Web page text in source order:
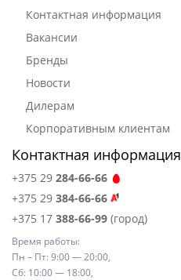
Контактная информация
Вакансии
Бренды
Новости
Дилерам
Корпоративным клиентам
Контактная информация
+375 29 284-66-66
+375 29 384-66-66
+375 17 388-66-99 (город)
Время работы:
Пн – Пт: 9:00 — 20:00,
Сб: 10:00 — 18:00,